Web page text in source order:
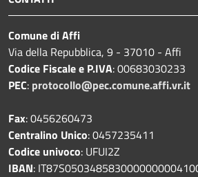
Comune di Affi
Via della Repubblica, 9 - 37010 - Affi
Codice Fiscale e P.IVA: 00683030233
PEC: protocollo@pec.comune.affi.vr.it
Fax: 0456260473
Centralino Unico: 0457235411
Codice univoco: UFUI2Z
IBAN: